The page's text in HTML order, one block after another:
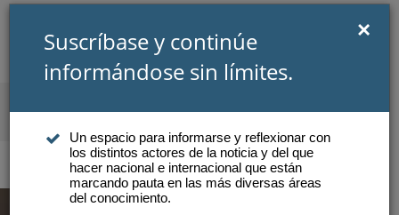
SUSCRIBIRSE INICIAR SESIÓN
Atención a suscriptores
Suscríbase y continúe
informándose sin límites.
×
Un espacio para informarse y reflexionar con
los distintos actores de la noticia y del que
hacer nacional e internacional que están
marcando pauta en las más diversas áreas
del conocimiento.